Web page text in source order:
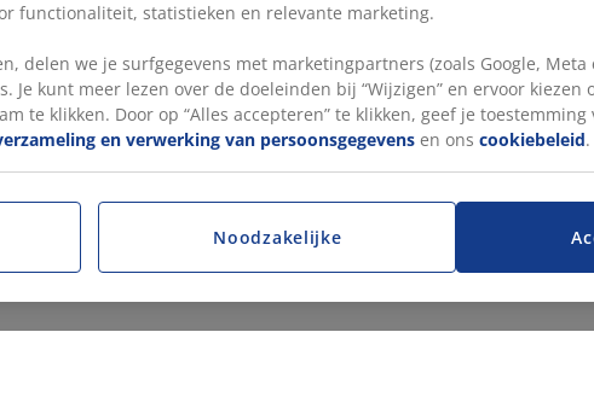
functionaliteit, statistieken en relevante marketing.
delen we je surfgegevens met marketingpartners (zoals Google, Meta
Je kunt meer lezen over de doeleinden bij “Wijzigen” en ervoor kiezen
te klikken. Door op “Alles accepteren” te klikken, geef je
en verwerking van persoonsgegevens en ons cookiebeleid.
Noodzakelijke